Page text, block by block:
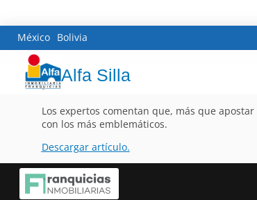
México Bolivia
Alfa Silla
Los expertos comentan que, más que
con los más emblemáticos.
Descargar artículo.